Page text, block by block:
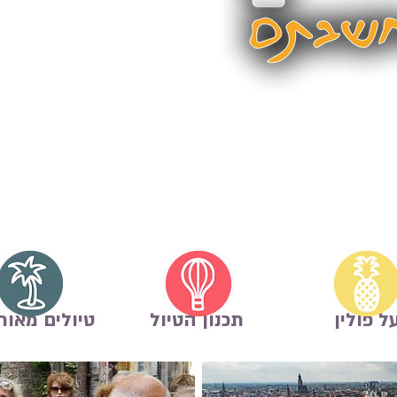
טיולים תכנון הטיול פולין